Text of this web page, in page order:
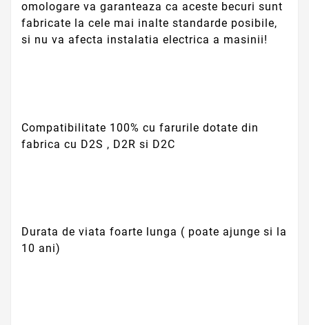
omologare va garanteaza ca aceste becuri sunt
fabricate la cele mai inalte standarde posibile,
si nu va afecta instalatia electrica a masinii!
Compatibilitate 100% cu farurile dotate din
fabrica cu D2S , D2R si D2C
Durata de viata foarte lunga ( poate ajunge si la
10 ani)